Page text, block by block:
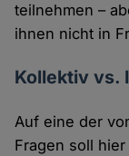
teilnehmen –
ihnen nicht in
Kollektiv vs.
Auf eine der
Fragen soll